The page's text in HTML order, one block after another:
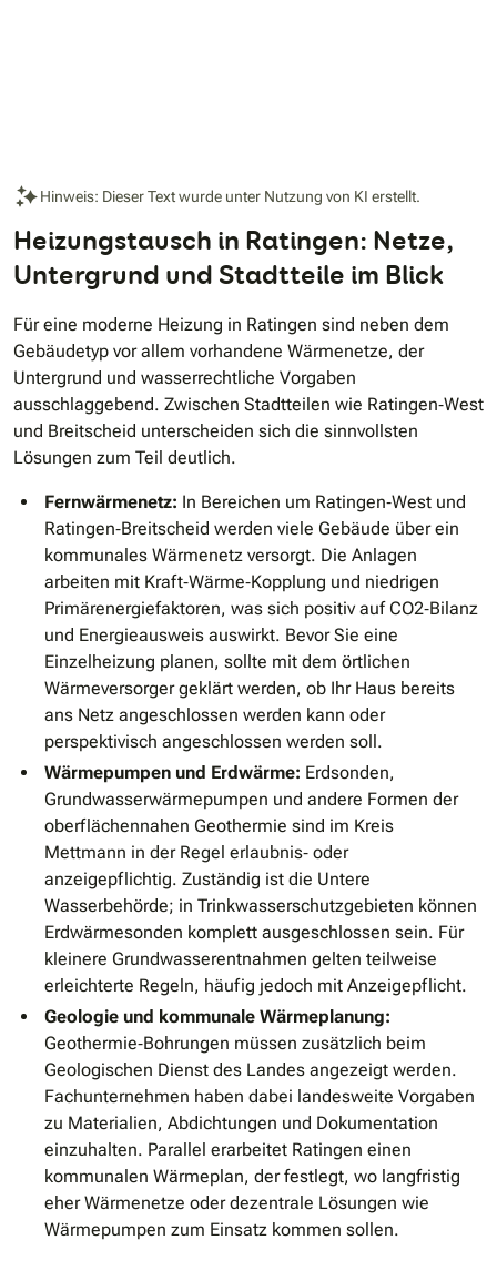
Hinweis: Dieser Text wurde unter Nutzung von KI erstellt.
Heizungstausch in Ratingen: Netze,
Untergrund und Stadtteile im Blick
Für eine moderne Heizung in Ratingen sind neben dem
Gebäudetyp vor allem vorhandene Wärmenetze, der
Untergrund und wasserrechtliche Vorgaben
ausschlaggebend. Zwischen Stadtteilen wie Ratingen‐West
und Breitscheid unterscheiden sich die sinnvollsten
Lösungen zum Teil deutlich.
Fernwärmenetz: In Bereichen um Ratingen‐West und
Ratingen‐Breitscheid werden viele Gebäude über ein
kommunales Wärmenetz versorgt. Die Anlagen
arbeiten mit Kraft‐Wärme‐Kopplung und niedrigen
Primärenergiefaktoren, was sich positiv auf CO2‐Bilanz
und Energieausweis auswirkt. Bevor Sie eine
Einzelheizung planen, sollte mit dem örtlichen
Wärmeversorger geklärt werden, ob Ihr Haus bereits
ans Netz angeschlossen werden kann oder
perspektivisch angeschlossen werden soll.
Wärmepumpen und Erdwärme: Erdsonden,
Grundwasserwärmepumpen und andere Formen der
oberflächennahen Geothermie sind im Kreis
Mettmann in der Regel erlaubnis‐ oder
anzeigepflichtig. Zuständig ist die Untere
Wasserbehörde; in Trinkwasserschutzgebieten können
Erdwärmesonden komplett ausgeschlossen sein. Für
kleinere Grundwasserentnahmen gelten teilweise
erleichterte Regeln, häufig jedoch mit Anzeigepflicht.
Geologie und kommunale Wärmeplanung:
Geothermie‐Bohrungen müssen zusätzlich beim
Geologischen Dienst des Landes angezeigt werden.
Fachunternehmen haben dabei landesweite Vorgaben
zu Materialien, Abdichtungen und Dokumentation
einzuhalten. Parallel erarbeitet Ratingen einen
kommunalen Wärmeplan, der festlegt, wo langfristig
eher Wärmenetze oder dezentrale Lösungen wie
Wärmepumpen zum Einsatz kommen sollen.